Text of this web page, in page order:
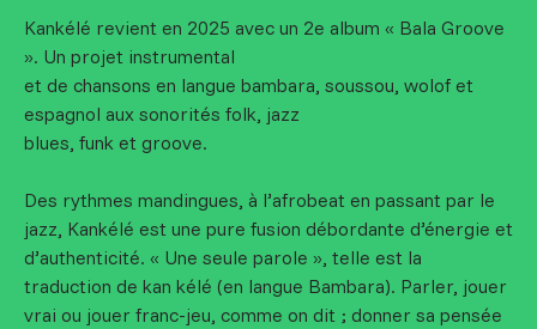
Kankélé revient en 2025 avec un 2e album « Bala Groove
». Un projet instrumental
et de chansons en langue bambara, soussou, wolof et
espagnol aux sonorités folk, jazz
blues, funk et groove.
Des rythmes mandingues, à l’afrobeat en passant par le
jazz, Kankélé est une pure fusion débordante d’énergie et
d’authenticité. « Une seule parole », telle est la
traduction de kan kélé (en langue Bambara). Parler, jouer
vrai ou jouer franc-jeu, comme on dit ; donner sa pensée